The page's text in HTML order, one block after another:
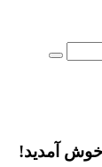
خوش آمدید!